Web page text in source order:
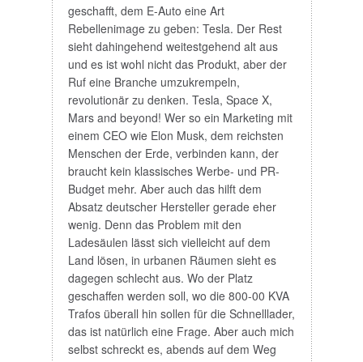
geschafft, dem E-Auto eine Art
Rebellenimage zu geben: Tesla. Der Rest
sieht dahingehend weitestgehend alt aus
und es ist wohl nicht das Produkt, aber der
Ruf eine Branche umzukrempeln,
revolutionär zu denken. Tesla, Space X,
Mars and beyond! Wer so ein Marketing mit
einem CEO wie Elon Musk, dem reichsten
Menschen der Erde, verbinden kann, der
braucht kein klassisches Werbe- und PR-
Budget mehr. Aber auch das hilft dem
Absatz deutscher Hersteller gerade eher
wenig. Denn das Problem mit den
Ladesäulen lässt sich vielleicht auf dem
Land lösen, in urbanen Räumen sieht es
dagegen schlecht aus. Wo der Platz
geschaffen werden soll, wo die 800-00 KVA
Trafos überall hin sollen für die Schnelllader,
das ist natürlich eine Frage. Aber auch mich
selbst schreckt es, abends auf dem Weg